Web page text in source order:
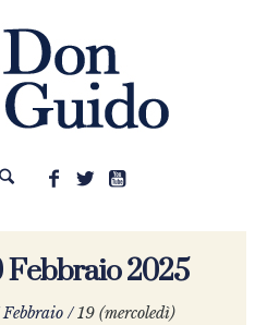
Febbraio 2025
Febbraio /19 (mercoledì)